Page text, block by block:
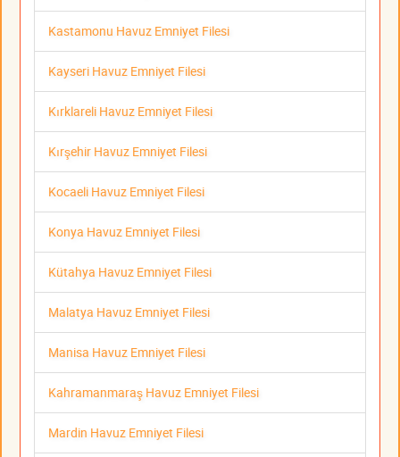
Kastamonu Havuz Emniyet Filesi
Kayseri Havuz Emniyet Filesi
Kırklareli Havuz Emniyet Filesi
Kırşehir Havuz Emniyet Filesi
Kocaeli Havuz Emniyet Filesi
Konya Havuz Emniyet Filesi
Kütahya Havuz Emniyet Filesi
Malatya Havuz Emniyet Filesi
Manisa Havuz Emniyet Filesi
Kahramanmaraş Havuz Emniyet Filesi
Mardin Havuz Emniyet Filesi